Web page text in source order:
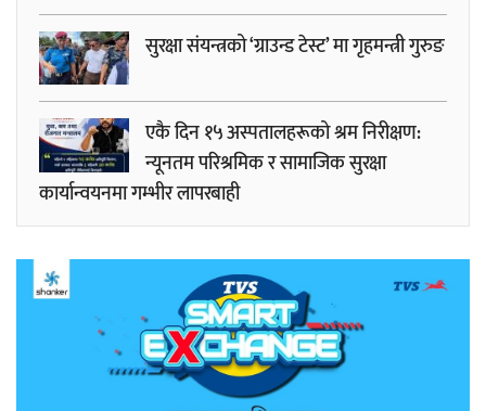
सुरक्षा संयन्त्रको ‘ग्राउन्ड टेस्ट’ मा गृहमन्त्री गुरुङ
एकै दिन १५ अस्पतालहरूको श्रम निरीक्षण:
न्यूनतम परिश्रमिक र सामाजिक सुरक्षा
कार्यान्वयनमा गम्भीर लापरबाही